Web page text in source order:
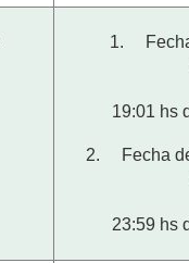
1. Fecha
19:01 hs
2. Fecha de
23:59 hs